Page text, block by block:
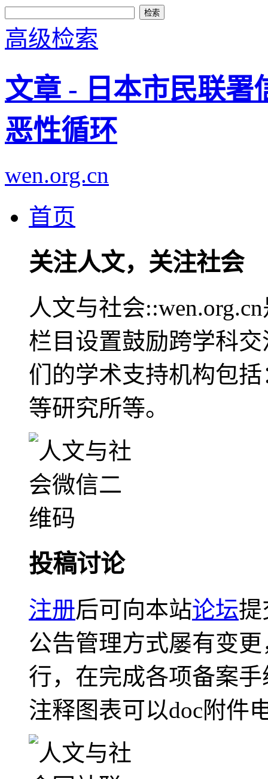
高级检索
文章 - 日本市民联署
恶性循环
wen.org.cn
首页
关注人文，关注社会
人文与社会
栏目设置鼓励跨学科
们的学术支持机构包
等研究所等。
投稿讨论
注册后可向本站论坛提
公告管理方式屡有变
行，在完成各项备案
注释图表可以doc附件